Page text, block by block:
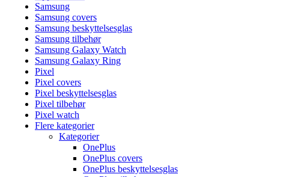
Samsung
Samsung covers
Samsung beskyttelsesglas
Samsung tilbehør
Samsung Galaxy Watch
Samsung Galaxy Ring
Pixel
Pixel covers
Pixel beskyttelsesglas
Pixel tilbehør
Pixel watch
Flere kategorier
Kategorier
OnePlus
OnePlus covers
OnePlus beskyttelsesglas